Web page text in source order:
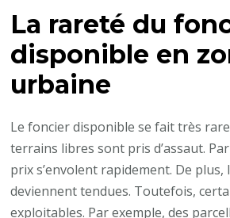
La rareté du
disponible en
urbaine
Le foncier disponible se fait très
terrains libres sont pris d’assaut.
prix s’envolent rapidement. De plus,
deviennent tendues. Toutefois,
exploitables. Par exemple, des